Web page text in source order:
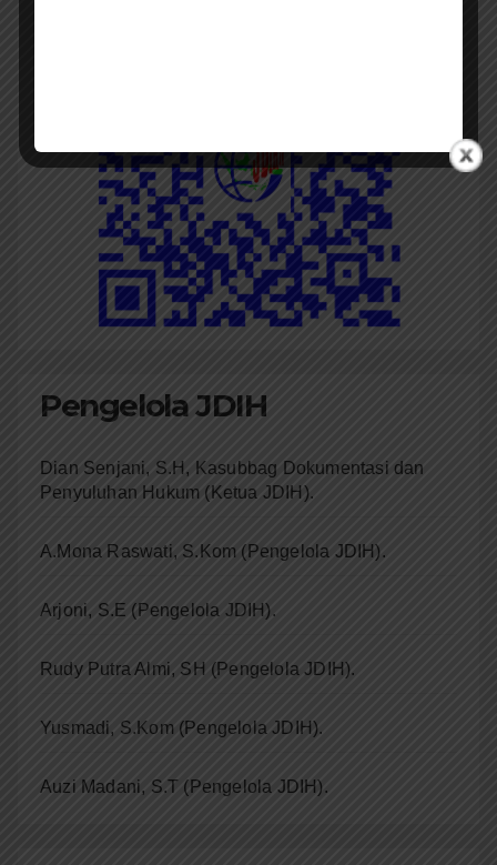
Pengelola JDIH
Dian Senjani, S.H, Kasubbag Dokumentasi dan
Penyuluhan Hukum (Ketua JDIH).
A.Mona Raswati, S.Kom (Pengelola JDIH).
Arjoni, S.E (Pengelola JDIH).
Rudy Putra Almi, SH (Pengelola JDIH).
Yusmadi, S.Kom (Pengelola JDIH).
Auzi Madani, S.T (Pengelola JDIH).